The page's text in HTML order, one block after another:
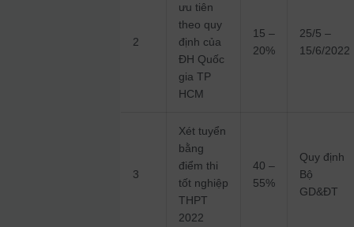
2
ưu tiên
theo quy
định của
ĐH Quốc
gia TP
HCM
15 –
20%
25/5 –
15/6/2022
3
Xét tuyển
bằng
điểm thi
tốt nghiệp
THPT
2022
40 –
55%
Quy định
Bộ
GD&ĐT